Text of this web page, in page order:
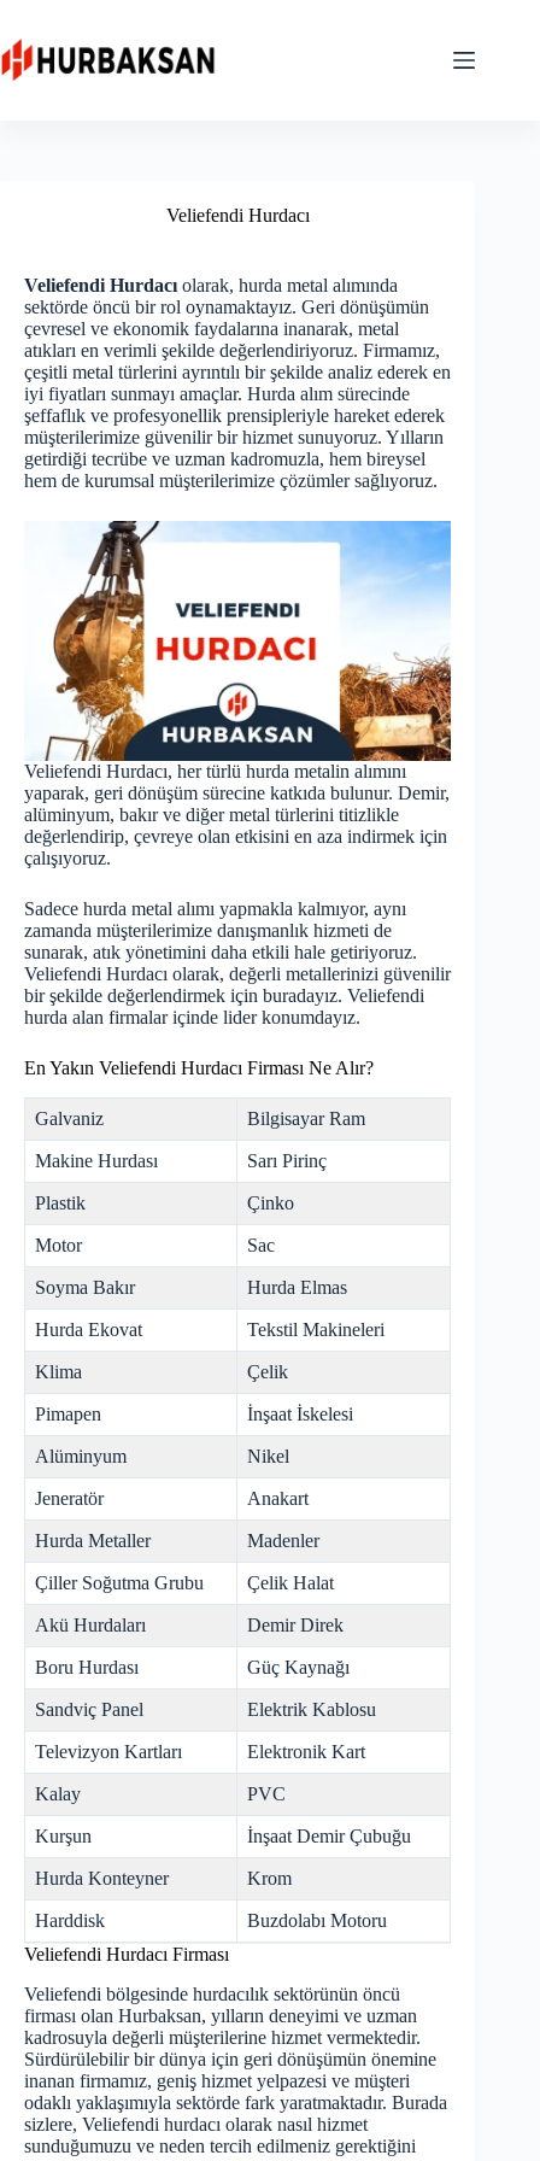
content
Veliefendi Hurdacı
Veliefendi Hurdacı olarak, hurda metal alımında
sektörde öncü bir rol oynamaktayız. Geri dönüşümün
çevresel ve ekonomik faydalarına inanarak, metal
atıkları en verimli şekilde değerlendiriyoruz. Firmamız,
çeşitli metal türlerini ayrıntılı bir şekilde analiz ederek en
iyi fiyatları sunmayı amaçlar. Hurda alım sürecinde
şeffaflık ve profesyonellik prensipleriyle hareket ederek
müşterilerimize güvenilir bir hizmet sunuyoruz. Yılların
getirdiği tecrübe ve uzman kadromuzla, hem bireysel
hem de kurumsal müşterilerimize çözümler sağlıyoruz.
Veliefendi Hurdacı, her türlü hurda metalin alımını
yaparak, geri dönüşüm sürecine katkıda bulunur. Demir,
alüminyum, bakır ve diğer metal türlerini titizlikle
değerlendirip, çevreye olan etkisini en aza indirmek için
çalışıyoruz.
Sadece hurda metal alımı yapmakla kalmıyor, aynı
zamanda müşterilerimize danışmanlık hizmeti de
sunarak, atık yönetimini daha etkili hale getiriyoruz.
Veliefendi Hurdacı olarak, değerli metallerinizi güvenilir
bir şekilde değerlendirmek için buradayız. Veliefendi
hurda alan firmalar içinde lider konumdayız.
En Yakın Veliefendi Hurdacı Firması Ne Alır?
Galvaniz Bilgisayar Ram
Makine Hurdası Sarı Pirinç
Plastik Çinko
Motor Sac
Soyma Bakır Hurda Elmas
Hurda Ekovat Tekstil Makineleri
Klima Çelik
Pimapen İnşaat İskelesi
Alüminyum Nikel
Jeneratör Anakart
Hurda Metaller Madenler
Çiller Soğutma Grubu Çelik Halat
Akü Hurdaları Demir Direk
Boru Hurdası Güç Kaynağı
Sandviç Panel Elektrik Kablosu
Televizyon Kartları Elektronik Kart
Kalay PVC
Kurşun İnşaat Demir Çubuğu
Hurda Konteyner Krom
Harddisk
Buzdolabı Motoru
Veliefendi Hurdacı Firması
Veliefendi bölgesinde hurdacılık sektörünün öncü
firması olan Hurbaksan, yılların deneyimi ve uzman
kadrosuyla değerli müşterilerine hizmet vermektedir.
Sürdürülebilir bir dünya için geri dönüşümün önemine
inanan firmamız, geniş hizmet yelpazesi ve müşteri
odaklı yaklaşımıyla sektörde fark yaratmaktadır. Burada
sizlere, Veliefendi hurdacı olarak nasıl hizmet
sunduğumuzu ve neden tercih edilmeniz gerektiğini